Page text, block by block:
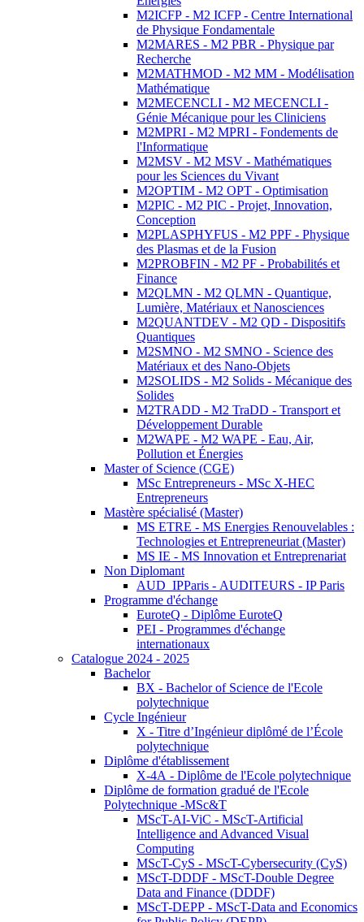
M2ICFP - M2 ICFP - Centre International
de Physique Fondamentale
M2MARES - M2 PBR - Physique par
Recherche
M2MATHMOD - M2 MM - Modélisation
Mathématique
M2MECENCLI - M2 MECENCLI -
Génie Mécanique pour les Cliniciens
M2MPRI - M2 MPRI - Fondements de
l'Informatique
M2MSV - M2 MSV - Mathématiques
pour les Sciences du Vivant
M2OPTIM - M2 OPT - Optimisation
M2PIC - M2 PIC - Projet, Innovation,
Conception
M2PLASPHYFUS - M2 PPF - Physique
des Plasmas et de la Fusion
M2PROBFIN - M2 PF - Probabilités et
Finance
M2QLMN - M2 QLMN - Quantique,
Lumière, Matériaux et Nanosciences
M2QUANTDEV - M2 QD - Dispositifs
Quantiques
M2SMNO - M2 SMNO - Science des
Matériaux et des Nano-Objets
M2SOLIDS - M2 Solids - Mécanique des
Solides
M2TRADD - M2 TraDD - Transport et
Développement Durable
M2WAPE - M2 WAPE - Eau, Air,
Pollution et Énergies
Master of Science (CGE)
MSc Entrepreneurs - MSc X-HEC
Entrepreneurs
Mastère spécialisé (Master)
MS ETRE - MS Energies Renouvelables :
Technologies et Entrepreneuriat (Master)
MS IE - MS Innovation et Entreprenariat
Non Diplomant
AUD_IPParis - AUDITEURS - IP Paris
Programme d'échange
EuroteQ - Diplôme EuroteQ
PEI - Programmes d'échange
internationaux
Catalogue 2024 - 2025
Bachelor
BX - Bachelor of Science de l'Ecole
polytechnique
Cycle Ingénieur
X - Titre d’Ingénieur diplômé de l’École
polytechnique
Diplôme d'établissement
X-4A - Diplôme de l'Ecole polytechnique
Diplôme de formation gradué de l'Ecole
Polytechnique -MSc&T
MScT-AI-ViC - MScT-Artificial
Intelligence and Advanced Visual
Computing
MScT-CyS - MScT-Cybersecurity (CyS)
MScT-DDDF - MScT-Double Degree
Data and Finance (DDDF)
MScT-DEPP - MScT-Data and Economics